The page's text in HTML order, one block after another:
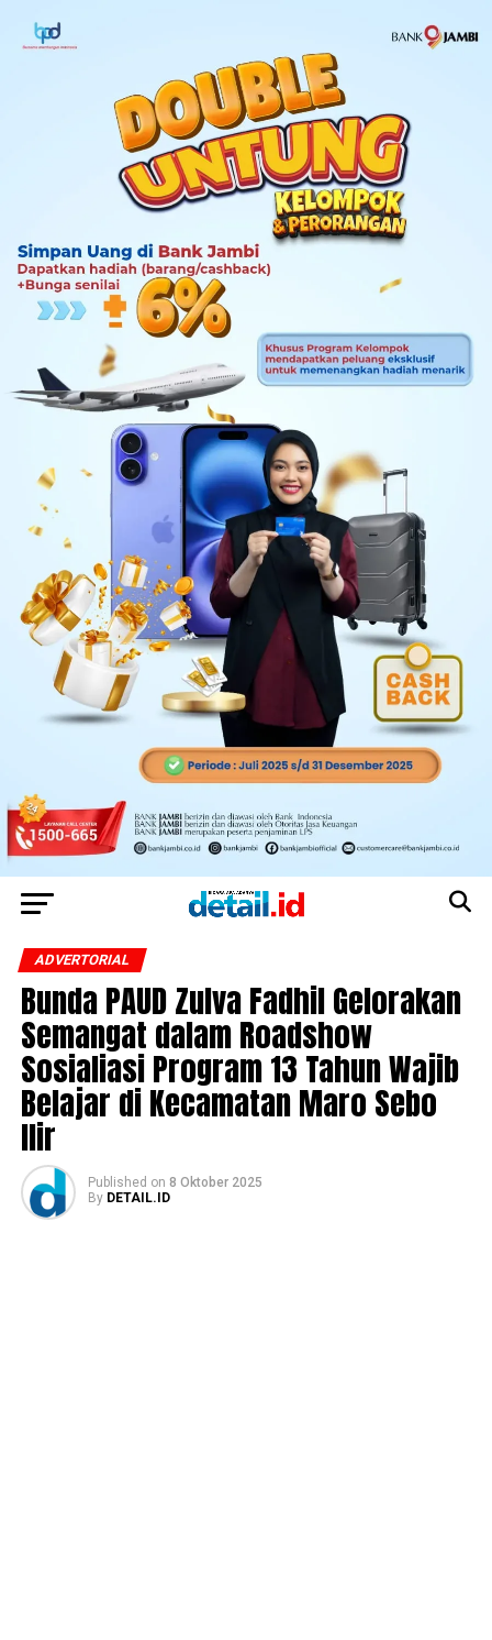
ADVERTORIAL
Bunda PAUD Zulva Fadhil Gelorakan
Semangat dalam Roadshow
Sosialiasi Program 13 Tahun Wajib
Belajar di Kecamatan Maro Sebo
Ilir
Published on 8 Oktober 2025
By DETAIL.ID